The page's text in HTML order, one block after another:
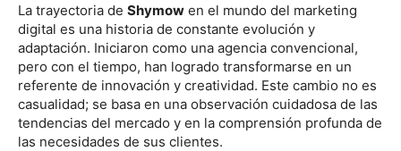
La trayectoria de Shymow en el mundo del marketing
digital es una historia de constante evolución y
adaptación. Iniciaron como una agencia convencional,
pero con el tiempo, han logrado transformarse en un
referente de innovación y creatividad. Este cambio no es
casualidad; se basa en una observación cuidadosa de las
tendencias del mercado y en la comprensión profunda de
las necesidades de sus clientes.